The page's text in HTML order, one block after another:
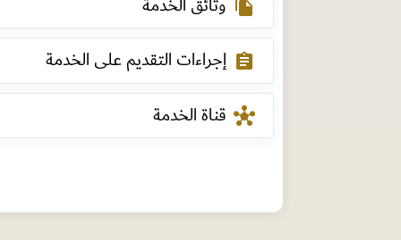
file_copy
assignment إجراءات التقديم على الخدمة
hub قناة الخدمة